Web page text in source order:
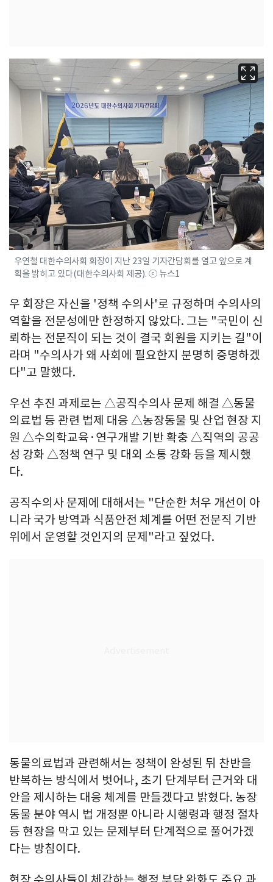
우연철 대한수의사회 회장이 지난 23일 기자간담회를 열고 앞으로 계
획을 밝히고 있다(대한수의사회 제공). ⓒ 뉴스1
우 회장은 자신을 '정책 수의사'로 규정하며 수의사의
역할을 전문성에만 한정하지 않았다. 그는 "국민이 신
뢰하는 전문직이 되는 것이 결국 회원을 지키는 길"이
라며 "수의사가 왜 사회에 필요한지 분명히 증명하겠
다"고 말했다.
우선 추진 과제로는 △공직수의사 문제 해결 △동물
의료법 등 관련 법제 대응 △농장동물 및 산업 현장 지
원 △수의학교육·연구개발 기반 확충 △직역의 공공
성 강화 △정책 연구 및 대외 소통 강화 등을 제시했
다.
공직수의사 문제에 대해서는 "단순한 처우 개선이 아
니라 국가 방역과 식품안전 체계를 어떤 전문직 기반
위에서 운영할 것인지의 문제"라고 짚었다.
동물의료법과 관련해서는 정책이 완성된 뒤 찬반을
반복하는 방식에서 벗어나, 초기 단계부터 근거와 대
안을 제시하는 대응 체계를 만들겠다고 밝혔다. 농장
동물 분야 역시 법 개정뿐 아니라 시행령과 행정 절차
등 현장을 막고 있는 문제부터 단계적으로 풀어가겠
다는 방침이다.